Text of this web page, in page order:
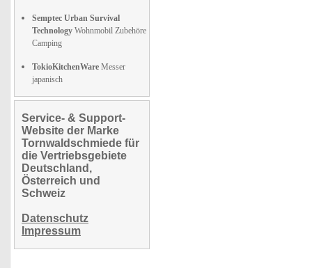
Semptec Urban Survival
Technology Wohnmobil Zubehöre
Camping
TokioKitchenWare Messer
japanisch
Service- & Support-
Website der Marke
Tornwaldschmiede für
die Vertriebsgebiete
Deutschland,
Österreich und
Schweiz
Datenschutz
Impressum